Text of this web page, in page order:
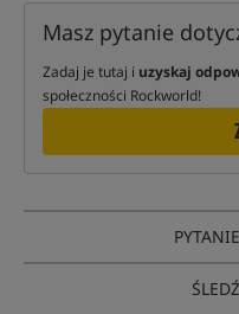
Masz pytanie
Zadaj je tutaj i uzyskaj
społeczności Rockworld!